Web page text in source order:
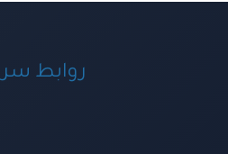
روابط